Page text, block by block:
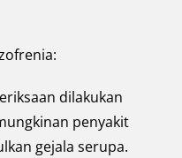
dilakukan
penyakit
gejala serupa.